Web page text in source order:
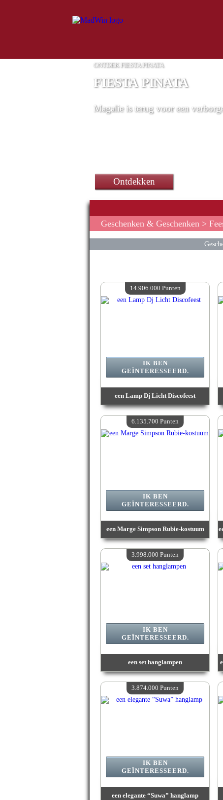
ONTDEK FIESTA PINATA
FIESTA PINATA
Magalie is terug voor een
Ontdekken
Barbiespel
Geschenken & Geschenken >
een Lamp Dj Licht Discofeest
Waarde :14 906 000 Gekke punten
Beschikbare hoeveelheid :4
IK BEN
GEÏNTERESSEERD.
14.906.000 Punten
een Marge Simpson Rubie-kostuum
Waarde :6 135 700 Gekke punten
Beschikbare hoeveelheid :4
IK BEN
GEÏNTERESSEERD.
6.135.700 Punten
een set hanglampen
Waarde :3 998 000 Gekke punten
Beschikbare hoeveelheid :4
IK BEN
GEÏNTERESSEERD.
3.998.000 Punten
een elegante “Suwa” hanglamp
IK BEN
GEÏNTERESSEERD.
3.874.000 Punten